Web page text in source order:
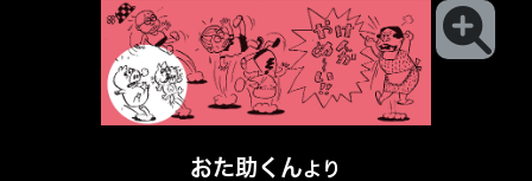
おた助くんより